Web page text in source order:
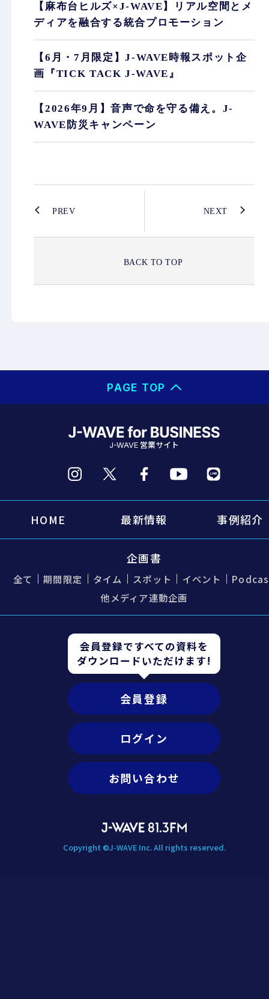
【麻布台ヒルズ×J-WAVE】リアル空間とメ
ディアを融合する統合プロモーション
【6月・7月限定】J-WAVE時報スポット企
画『TICK TACK J-WAVE』
【2026年9月】音声で命を守る備え。J-
WAVE防災キャンペーン
PREV NEXT
BACK TO TOP
PAGE TOP
J-WAVE 営業サイト
HOME 最新情報 事例紹介
企画書
全て 期間限定 タイム スポット イベント
他メディア連動企画
会員登録ですべての資料を
ダウンロードいただけます!
会員登録
ログイン
お問い合わせ
Copyright ©J-WAVE Inc. All rights reserved.